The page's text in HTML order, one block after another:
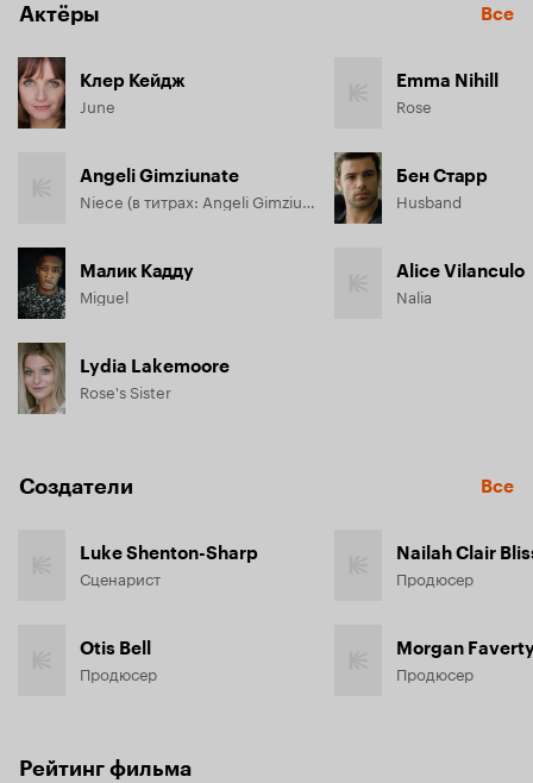
Актёры Все
Клер Кейдж
June
Angeli Gimziunate
Niece (в титрах: Angeli Gimziunate)
Малик Кадду
Miguel
Lydia Lakemoore
Rose's Sister
Emma Nihill
Rose
Бен Старр
Husband
Alice Vilanculo
Nalia
Создатели Все
Luke Shenton-Sharp
Сценарист
Otis Bell
Продюсер
Nailah Clair
Продюсер
Morgan
Продюсер
Рейтинг фильма